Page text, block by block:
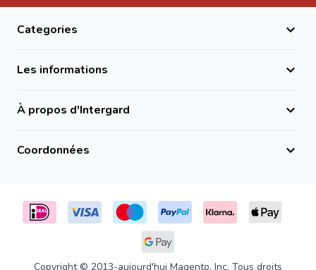
Categories
Les informations
À propos d'Intergard
Coordonnées
Copyright © 2013-aujourd'hui Magento, Inc. Tous droits